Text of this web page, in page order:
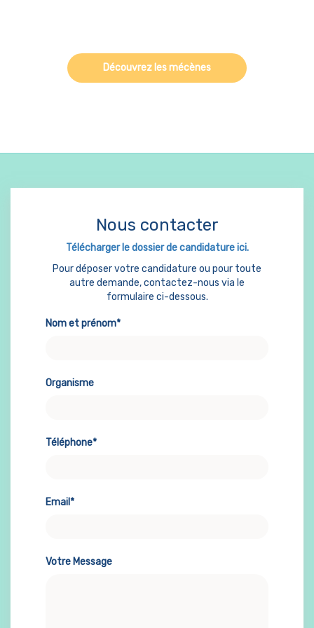
Découvrez les mécènes
Nous contacter
Télécharger le dossier de candidature ici.
Pour déposer votre candidature ou pour toute
autre demande, contactez-nous via le
formulaire ci-dessous.
Nom et prénom*
Organisme
Téléphone*
Email*
Votre Message